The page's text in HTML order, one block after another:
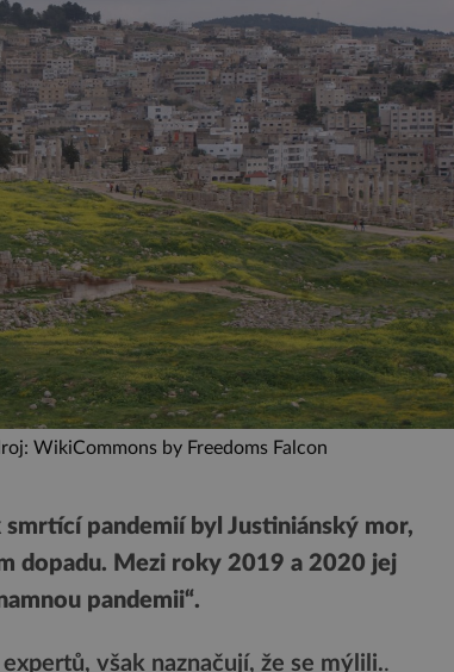
WikiCommons by Freedoms Falcon
pandemií byl Justiniánský mor,
dopadu. Mezi roky 2019 a 2020 jej
pandemii“.
však naznačují, že se mýlili..